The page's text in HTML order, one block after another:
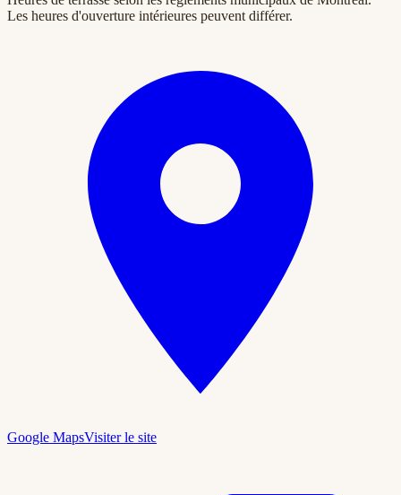
Les heures d'ouverture intérieures peuvent différer.
Google MapsVisiter le site